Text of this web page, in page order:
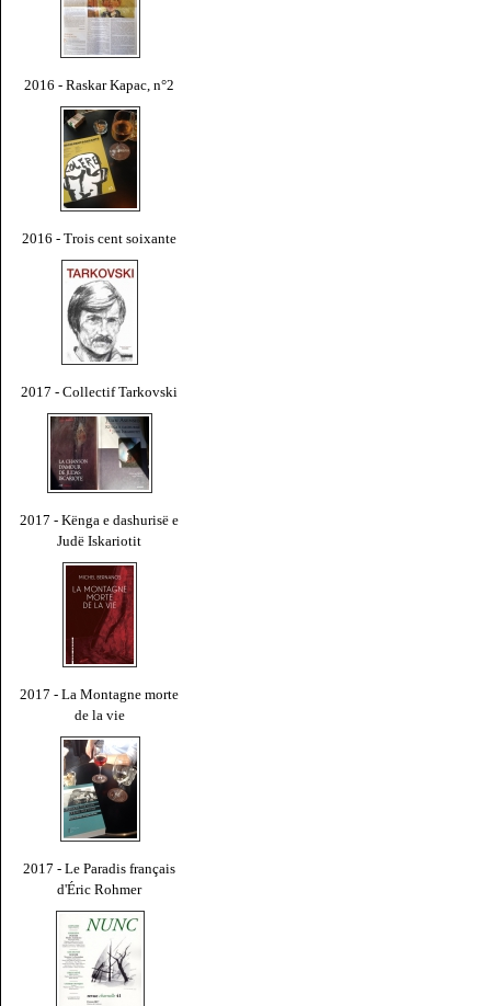
2016 - Raskar Kapac, n°2
2016 - Trois cent soixante
2017 - Collectif Tarkovski
2017 - Kënga e dashurisë e
Judë Iskariotit
2017 - La Montagne morte
de la vie
2017 - Le Paradis français
d'Éric Rohmer